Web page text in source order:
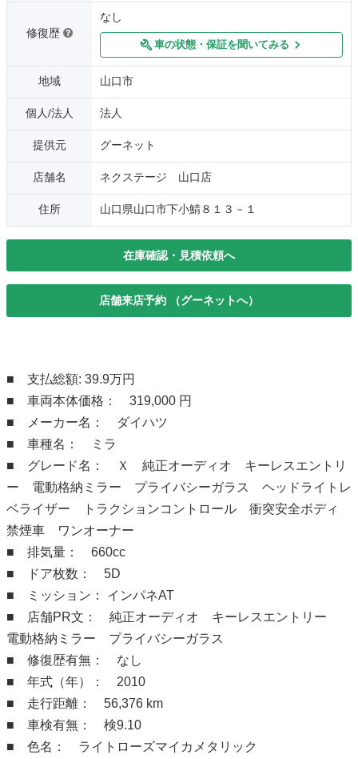
修復歴
なし
車の状態・保証を聞いてみる
地域 山口市
個人/法人 法人
提供元 グーネット
店舗名 ネクステージ 山口店
住所 山口県山口市下小鯖８１３－１
在庫確認・見積依頼へ
店舗来店予約 （グーネットへ）
■ 支払総額: 39.9万円
■ 車両本体価格： 319,000 円
■ メーカー名： ダイハツ
■ 車種名： ミラ
■ グレード名： Ｘ 純正オーディオ キーレスエントリ
ー 電動格納ミラー プライバシーガラス ヘッドライトレ
ベライザー トラクションコントロール 衝突安全ボディ
禁煙車 ワンオーナー
■ 排気量： 660cc
■ ドア枚数： 5D
■ ミッション： インパネAT
■ 店舗PR文： 純正オーディオ キーレスエントリー
電動格納ミラー プライバシーガラス
■ 修復歴有無： なし
■ 年式（年）： 2010
■ 走行距離： 56,376 km
■ 車検有無： 検9.10
■ 色名： ライトローズマイカメタリック